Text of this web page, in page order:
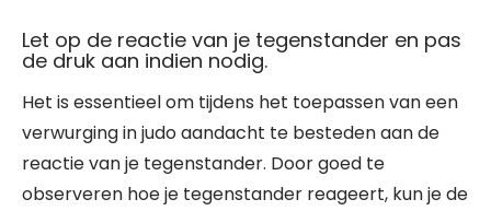
Let op de reactie van je tegenstander en pas
de druk aan indien nodig.
Het is essentieel om tijdens het toepassen van een
verwurging in judo aandacht te besteden aan de
reactie van je tegenstander. Door goed te
observeren hoe je tegenstander reageert, kun je de